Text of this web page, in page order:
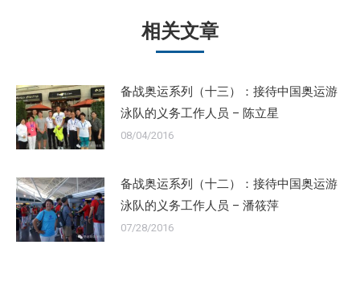
相关文章
备战奥运系列（十三）：接待中国奥运游
泳队的义务工作人员 – 陈立星
08/04/2016
备战奥运系列（十二）：接待中国奥运游
泳队的义务工作人员 – 潘筱萍
07/28/2016